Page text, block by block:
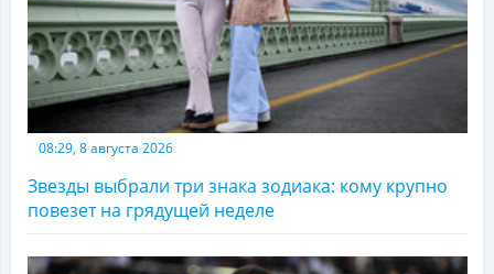
08:29, 8 августа 2026
Звезды выбрали три знака зодиака: кому крупно
повезет на грядущей неделе